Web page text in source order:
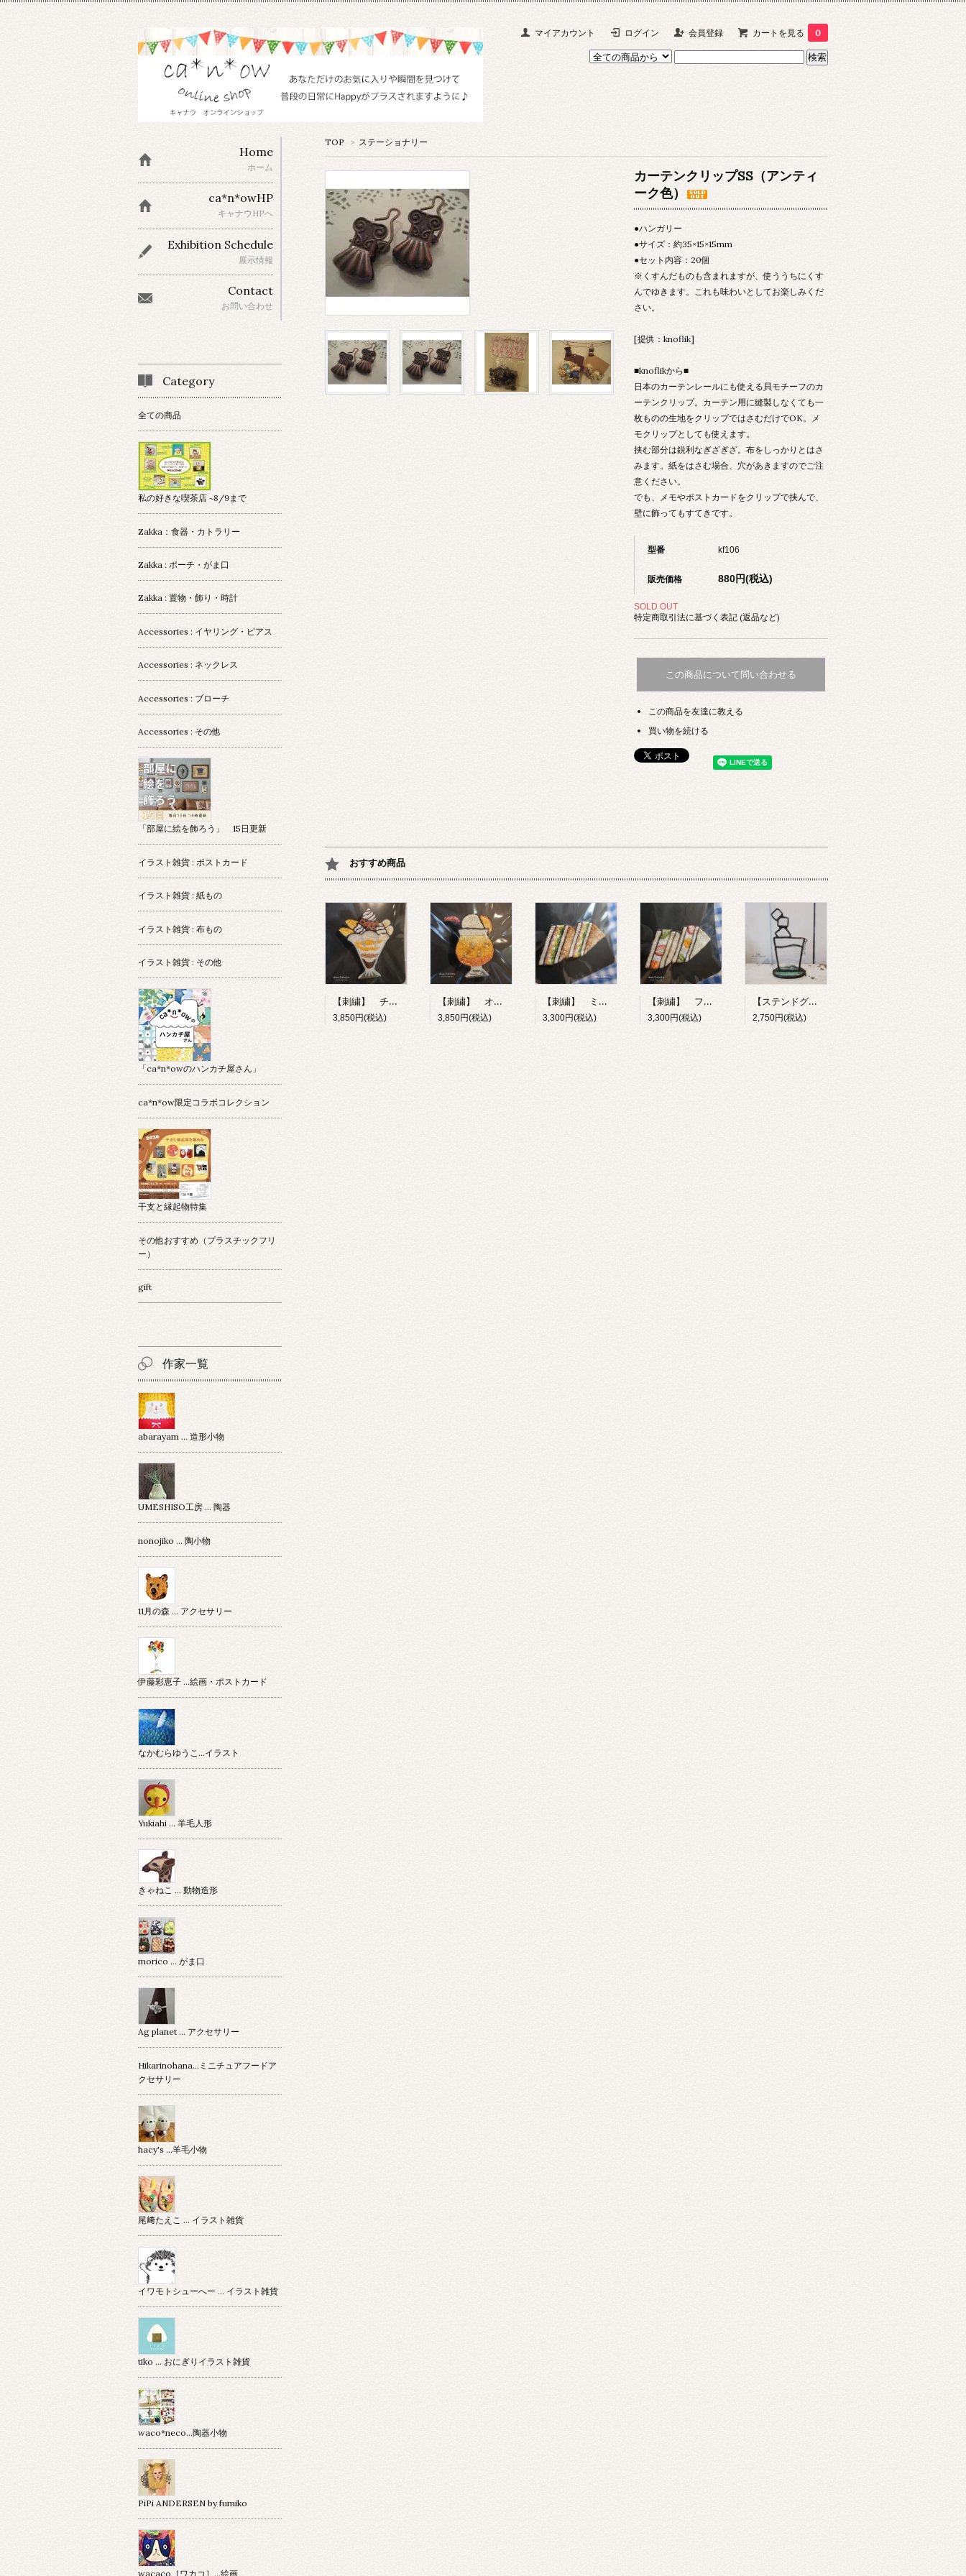
マイアカウント ログイン 会員登録 カートを見る 0
TOP > ステーショナリー
カーテンクリップSS（アンティ
ーク色）
●ハンガリー
●サイズ：約35×15×15mm
●セット内容：20個
※くすんだものも含まれますが、使ううちにくす
んでゆきます。これも味わいとしてお楽しみくだ
さい。
[提供：knoflik]
■knoflikから■
日本のカーテンレールにも使える貝モチーフのカ
ーテンクリップ。カーテン用に縫製しなくても一
枚ものの生地をクリップではさむだけでOK。メ
モクリップとしても使えます。
挟む部分は鋭利なぎざぎざ。布をしっかりとはさ
みます。紙をはさむ場合、穴があきますのでご注
意ください。
でも、メモやポストカードをクリップで挟んで、
壁に飾ってもすてきです。
型番 kf106
販売価格 880円(税込)
SOLD OUT
特定商取引法に基づく表記 (返品など)
この商品について問い合わせる
この商品を友達に教える
買い物を続ける
おすすめ商品
【刺繍】 チョコレートパフェ 【ポコルテポコチル】
3,850円(税込)
【刺繍】 オレンジフロート 【ポコルテポコチル】
3,850円(税込)
【刺繍】 ミックスサンド 【ポコルテポコチル】
3,300円(税込)
【刺繍】 フルーツサンド 【ポコルテポコチル】
3,300円(税込)
【ステンドグラス】 お冷 【kai】
2,750円(税込)
Home
ホーム
ca*n*owHP
キャナウHPへ
Exhibition Schedule
展示情報
Contact
お問い合わせ
Category
全ての商品
私の好きな喫茶店 ~8/9まで
Zakka：食器・カトラリー
Zakka : ポーチ・がま口
Zakka : 置物・飾り・時計
Accessories : イヤリング・ピアス
Accessories : ネックレス
Accessories : ブローチ
Accessories : その他
「部屋に絵を飾ろう」 15日更新
イラスト雑貨 : ポストカード
イラスト雑貨 : 紙もの
イラスト雑貨 : 布もの
イラスト雑貨 : その他
「ca*n*owのハンカチ屋さん」
ca*n*ow限定コラボコレクション
干支と縁起物特集
その他おすすめ（プラスチックフリ
ー）
gift
作家一覧
abarayam … 造形小物
UMESHISO工房 … 陶器
nonojiko ... 陶小物
11月の森 … アクセサリー
伊藤彩恵子 …絵画・ポストカード
なかむらゆうこ…イラスト
Yukiahi … 羊毛人形
きゃねこ … 動物造形
morico … がま口
Ag planet … アクセサリー
Hikarinohana…ミニチュアフードア
クセサリー
hacy's …羊毛小物
尾﨑たえこ … イラスト雑貨
イワモトシューへー … イラスト雑貨
tiko … おにぎりイラスト雑貨
waco*neco...陶器小物
PiPi ANDERSEN by fumiko
wacaco［ワカコ］…絵画